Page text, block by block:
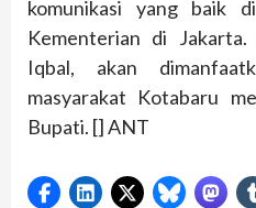
komunikasi yang baik
Kementerian di
Iqbal, akan
masyarakat Kotabaru
Bupati. [] ANT